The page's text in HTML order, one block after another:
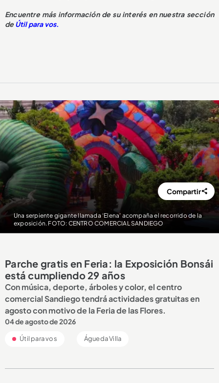
Encuentre más información de su interés en nuestra sección
deÚtil para vos.
Una serpiente gigante llamada ‘Elena’ acompaña el recorrido de la
exposición. FOTO: CENTRO COMERCIAL SANDIEGO
Compartir
Parche gratis en Feria: la Exposición Bonsái
está cumpliendo 29 años
Con música, deporte, árboles y color, el centro
comercial Sandiego tendrá actividades gratuitas en
agosto con motivo de la Feria de las Flores.
04 de agosto de 2026
Útil para vos Águeda Villa